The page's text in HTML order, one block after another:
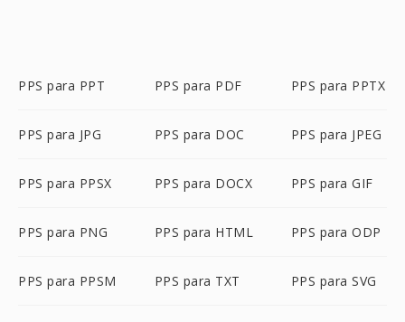
PPS para PPT PPS para PDF PPS para PPTX
PPS para JPG PPS para DOC PPS para JPEG
PPS para PPSX PPS para DOCX PPS para GIF
PPS para PNG PPS para HTML PPS para ODP
PPS para PPSM PPS para TXT PPS para SVG